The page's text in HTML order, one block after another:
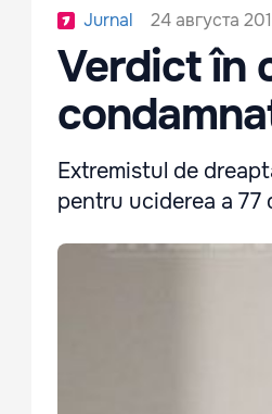
Jurnal 24 августа
Verdict în
Extremistul de
pentru uciderea a 77